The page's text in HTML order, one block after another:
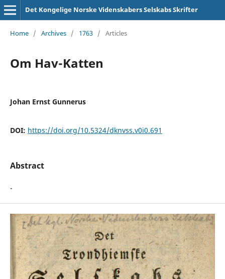
Det Kongelige Norske Videnskabers Selskabs Skrifter
Home / Archives / 1763 / Articles
Om Hav-Katten
Johan Ernst Gunnerus
DOI: https://doi.org/10.5324/dknvss.v0i0.691
Abstract
-